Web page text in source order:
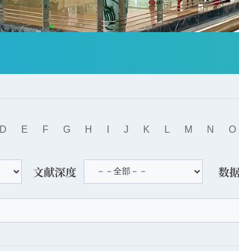
D E F G H J K L M N O
文献深度 数